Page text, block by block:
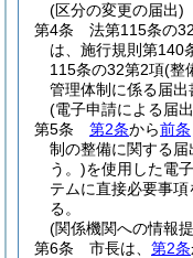
(区分の変更の届出)
第4条
法第115条の
は、施行規則第140
115条の32第2項(整
管理体制に係る届出
(電子申請による届
第5条
第2条から前条
制の整備に関する届
う。)を使用した電
テムに直接必要事
る。
(関係機関への情報
第6条
市長は、 第2条